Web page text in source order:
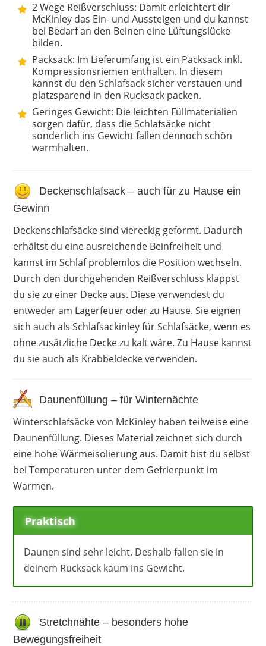
2 Wege Reißverschluss: Damit erleichtert dir
McKinley das Ein- und Aussteigen und du kannst
bei Bedarf an den Beinen eine Lüftungslücke
bilden.
Packsack: Im Lieferumfang ist ein Packsack inkl.
Kompressionsriemen enthalten. In diesem
kannst du den Schlafsack sicher verstauen und
platzsparend in den Rucksack packen.
Geringes Gewicht: Die leichten Füllmaterialien
sorgen dafür, dass die Schlafsäcke nicht
sonderlich ins Gewicht fallen dennoch schön
warmhalten.
Deckenschlafsack – auch für zu Hause ein
Gewinn
Deckenschlafsäcke sind viereckig geformt. Dadurch
erhältst du eine ausreichende Beinfreiheit und
kannst im Schlaf problemlos die Position wechseln.
Durch den durchgehenden Reißverschluss klappst
du sie zu einer Decke aus. Diese verwendest du
entweder am Lagerfeuer oder zu Hause. Sie eignen
sich auch als Schlafsackinley für Schlafsäcke, wenn es
ohne zusätzliche Decke zu kalt wäre. Zu Hause kannst
du sie auch als Krabbeldecke verwenden.
Daunenfüllung – für Winternächte
Winterschlafsäcke von McKinley haben teilweise eine
Daunenfüllung. Dieses Material zeichnet sich durch
eine hohe Wärmeisolierung aus. Damit bist du selbst
bei Temperaturen unter dem Gefrierpunkt im
Warmen.
Praktisch
Daunen sind sehr leicht. Deshalb fallen sie in
deinem Rucksack kaum ins Gewicht.
Stretchnähte – besonders hohe
Bewegungsfreiheit